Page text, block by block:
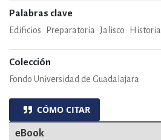
Palabras clave
Edificios Preparatoria Jalisco Historia
Colección
Fondo Universidad de Guadalajara
CÓMO CITAR
eBook